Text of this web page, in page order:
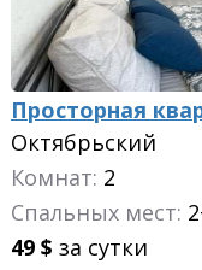
Просторная
Октябрьский
Комнат: 2
Спальных мест:
49 $ за сутки